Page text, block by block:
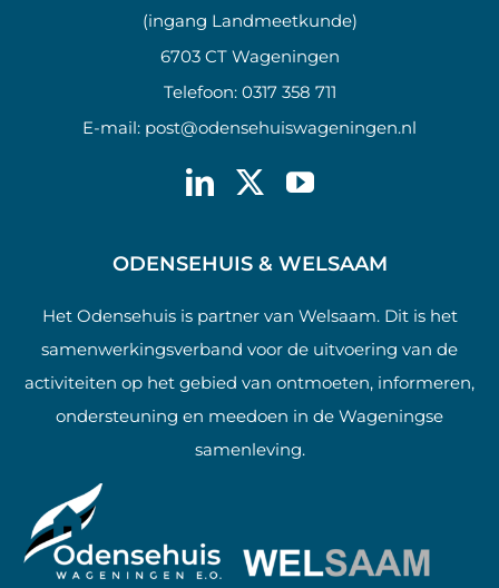
(ingang Landmeetkunde)
6703 CT Wageningen
Telefoon: 0317 358 711
E-mail: post@odensehuiswageningen.nl
ODENSEHUIS & WELSAAM
Het Odensehuis is partner van Welsaam. Dit is het
samenwerkingsverband voor de uitvoering van de
activiteiten op het gebied van ontmoeten, informeren,
ondersteuning en meedoen in de Wageningse
samenleving.